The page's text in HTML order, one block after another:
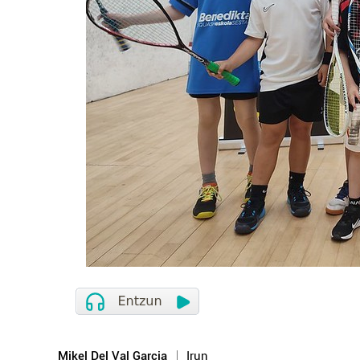
Mikel Del Val Garcia Irun